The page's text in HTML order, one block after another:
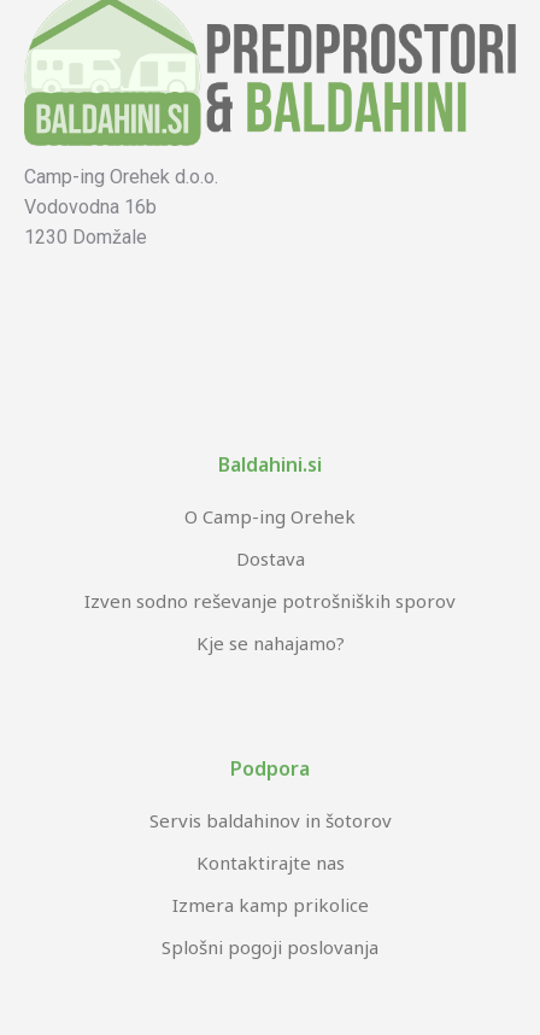
Camp-ing Orehek d.o.o.
Vodovodna 16b
1230 Domžale
Baldahini.si
O Camp-ing Orehek
Dostava
Izven sodno reševanje potrošniških sporov
Kje se nahajamo?
Podpora
Servis baldahinov in šotorov
Kontaktirajte nas
Izmera kamp prikolice
Splošni pogoji poslovanja